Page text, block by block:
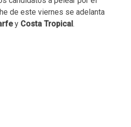
de este viernes se adelanta
y Costa Tropical .